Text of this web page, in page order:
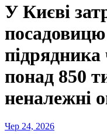
У Києві
посадовицю
підрядника
понад 850
неналежні
Чер 24, 2026